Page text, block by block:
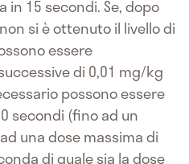
15 secondi. Se, dopo
si è ottenuto il livello di
essere
di 0,01 mg/kg
possono essere
secondi (fino ad un
una dose massima di
di quale sia la dose